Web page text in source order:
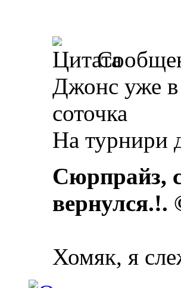
Джонс уже в
соточка
На турнири
Сюрпрайз,
Хомяк, я